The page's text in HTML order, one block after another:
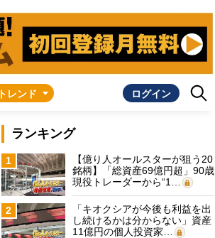
トレンド ログイン
ランキング
1
【億り人オールスターが狙う20
銘柄】「総資産69億円超」90歳
現役トレーダーから“1…
2
「キオクシアが今後も利益を出
し続けるかは分からない」資産
11億円の個人投資家…